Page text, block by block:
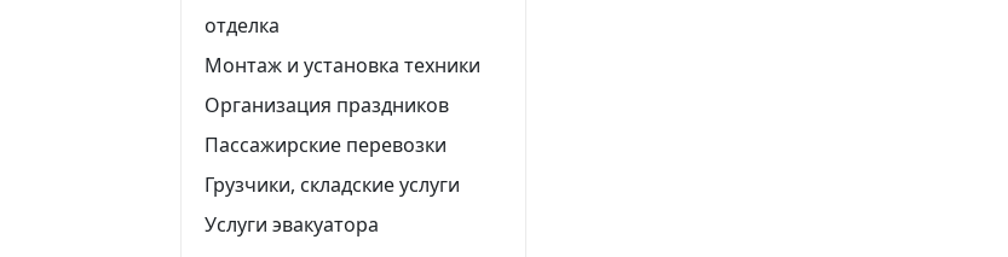
отделка
Монтаж и установка техники
Организация праздников
Пассажирские перевозки
Грузчики, складские услуги
Услуги эвакуатора